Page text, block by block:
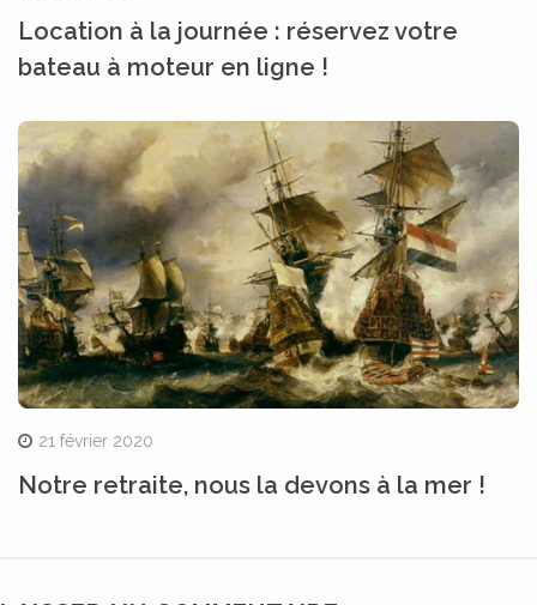
Location à la journée : réservez votre
bateau à moteur en ligne !
21 février 2020
Notre retraite, nous la devons à la mer !